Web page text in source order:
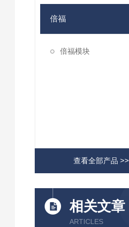
倍福
倍福模块
查看全部产品 >>
相关文章
ARTICLES